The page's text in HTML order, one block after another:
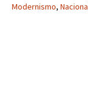
Modernismo,